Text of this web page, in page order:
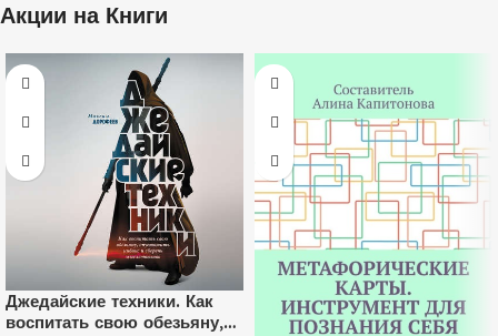
Акции на Книги
Джедайские техники. Как
воспитать свою обезьяну,